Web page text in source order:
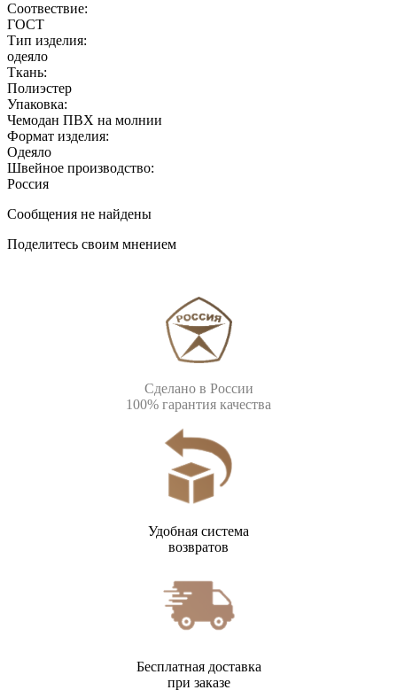
Соотвествие:
ГОСТ
Тип изделия:
одеяло
Ткань:
Полиэстер
Упаковка:
Чемодан ПВХ на молнии
Формат изделия:
Одеяло
Швейное производство:
Россия
Сообщения не найдены
Поделитесь своим мнением
Сделано в России
100% гарантия качества
Удобная система
возвратов
Бесплатная доставка
при заказе